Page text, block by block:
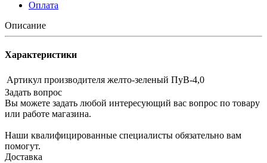
Оплата
Описание
Характеристики
Артикул производителя желто-зеленый ПуВ-4,0
Задать вопрос
Вы можете задать любой интересующий вас вопрос по товару
или работе магазина.
Наши квалифицированные специалисты обязательно вам
помогут.
Доставка